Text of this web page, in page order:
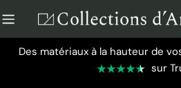
au
contenu
Des matériaux à la hauteur de
sur